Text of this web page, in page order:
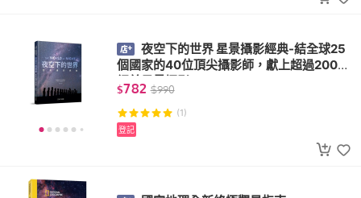
夜空下的世界 星景攝影經典-結全球25
個國家的40位頂尖攝影師，獻上超過200張
絕美星景攝影
$782 $990
(1)
登記